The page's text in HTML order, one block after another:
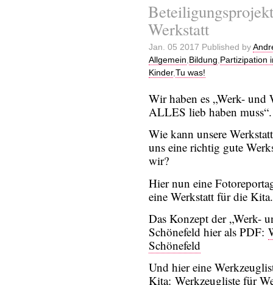
Werkstatt
Jan. 05 2017 Published by
Allgemein Bildung Partizipation
Kinder,Tu was!
Wir haben es „Werk- und
ALLES lieb haben muss“.
Wie kann unsere
uns eine richtig gute
wir?
Hier nun eine
eine Werkstatt für die Kita.
Das Konzept der „Werk-
Schönefeld hier als PDF:
Schönefeld
Und hier eine
Kita: Werkzeugliste für